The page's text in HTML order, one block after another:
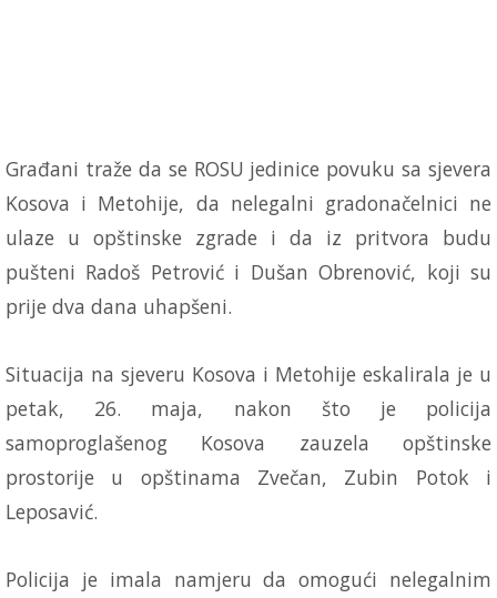
Građani traže da se ROSU jedinice povuku sa sjevera
Kosova i Metohije, da nelegalni gradonačelnici ne
ulaze u opštinske zgrade i da iz pritvora budu
pušteni Radoš Petrović i Dušan Obrenović, koji su
prije dva dana uhapšeni.
Situacija na sjeveru Kosova i Metohije eskalirala je u
petak, 26. maja, nakon što je policija
samoproglašenog Kosova zauzela opštinske
prostorije u opštinama Zvečan, Zubin Potok i
Leposavić.
Policija je imala namjeru da omogući nelegalnim